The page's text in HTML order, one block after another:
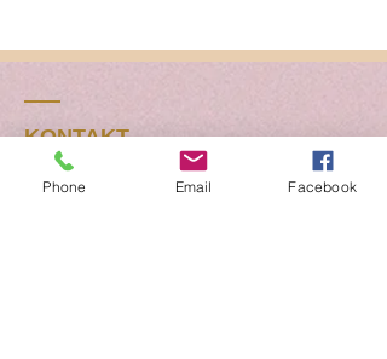
KONTAKT
Phone Email Facebook